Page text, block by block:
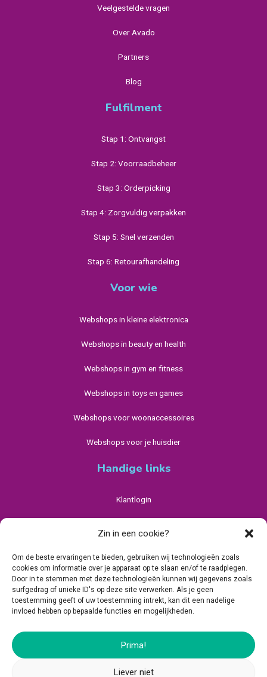
Zin in een cookie?
Om de beste ervaringen te bieden, gebruiken wij technologieën zoals
cookies om informatie over je apparaat op te slaan en/of te raadplegen.
Door in te stemmen met deze technologieën kunnen wij gegevens zoals
surfgedrag of unieke ID's op deze site verwerken. Als je geen
toestemming geeft of uw toestemming intrekt, kan dit een nadelige
invloed hebben op bepaalde functies en mogelijkheden.
Prima!
Liever niet
Veelgestelde vragen
Over Avado
Partners
Blog
Fulfilment
Stap 1: Ontvangst
Stap 2: Voorraadbeheer
Stap 3: Orderpicking
Stap 4: Zorgvuldig verpakken
Stap 5: Snel verzenden
Stap 6: Retourafhandeling
Voor wie
Webshops in kleine elektronica
Webshops in beauty en health
Webshops in gym en fitness
Webshops in toys en games
Webshops voor woonaccessoires
Webshops voor je huisdier
Handige links
Klantlogin
Cookiebeleid (EU)
Hanzepoort 14, 7575 DA Oldenzaal, Nederland